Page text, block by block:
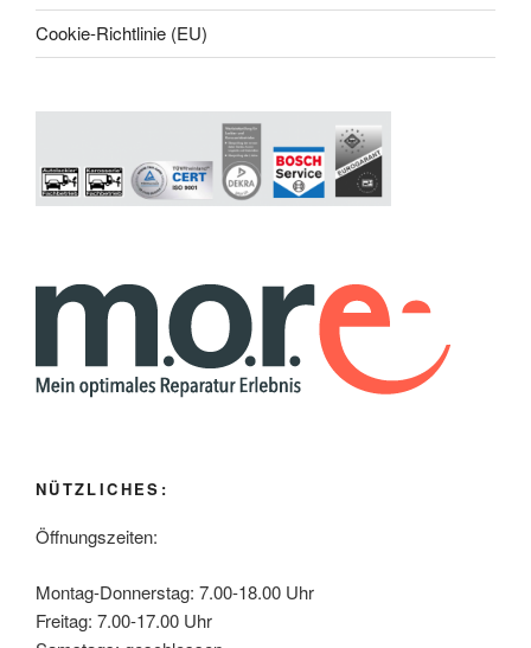
Cookie-Richtlinie (EU)
NÜTZLICHES:
Öffnungszeiten:
Montag-Donnerstag: 7.00-18.00 Uhr
Freitag: 7.00-17.00 Uhr